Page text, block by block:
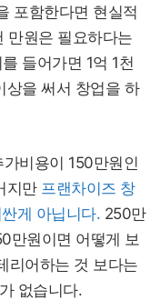
포함한다면 현실적
만원은 필요하다는
들어가면 1억 1천
상을 써서 창업을 하
비용이 150만원인
지만 프랜차이즈 창
게 아닙니다. 250만
만원이면 어떻게 보
리어하는 것 보다는
없습니다.